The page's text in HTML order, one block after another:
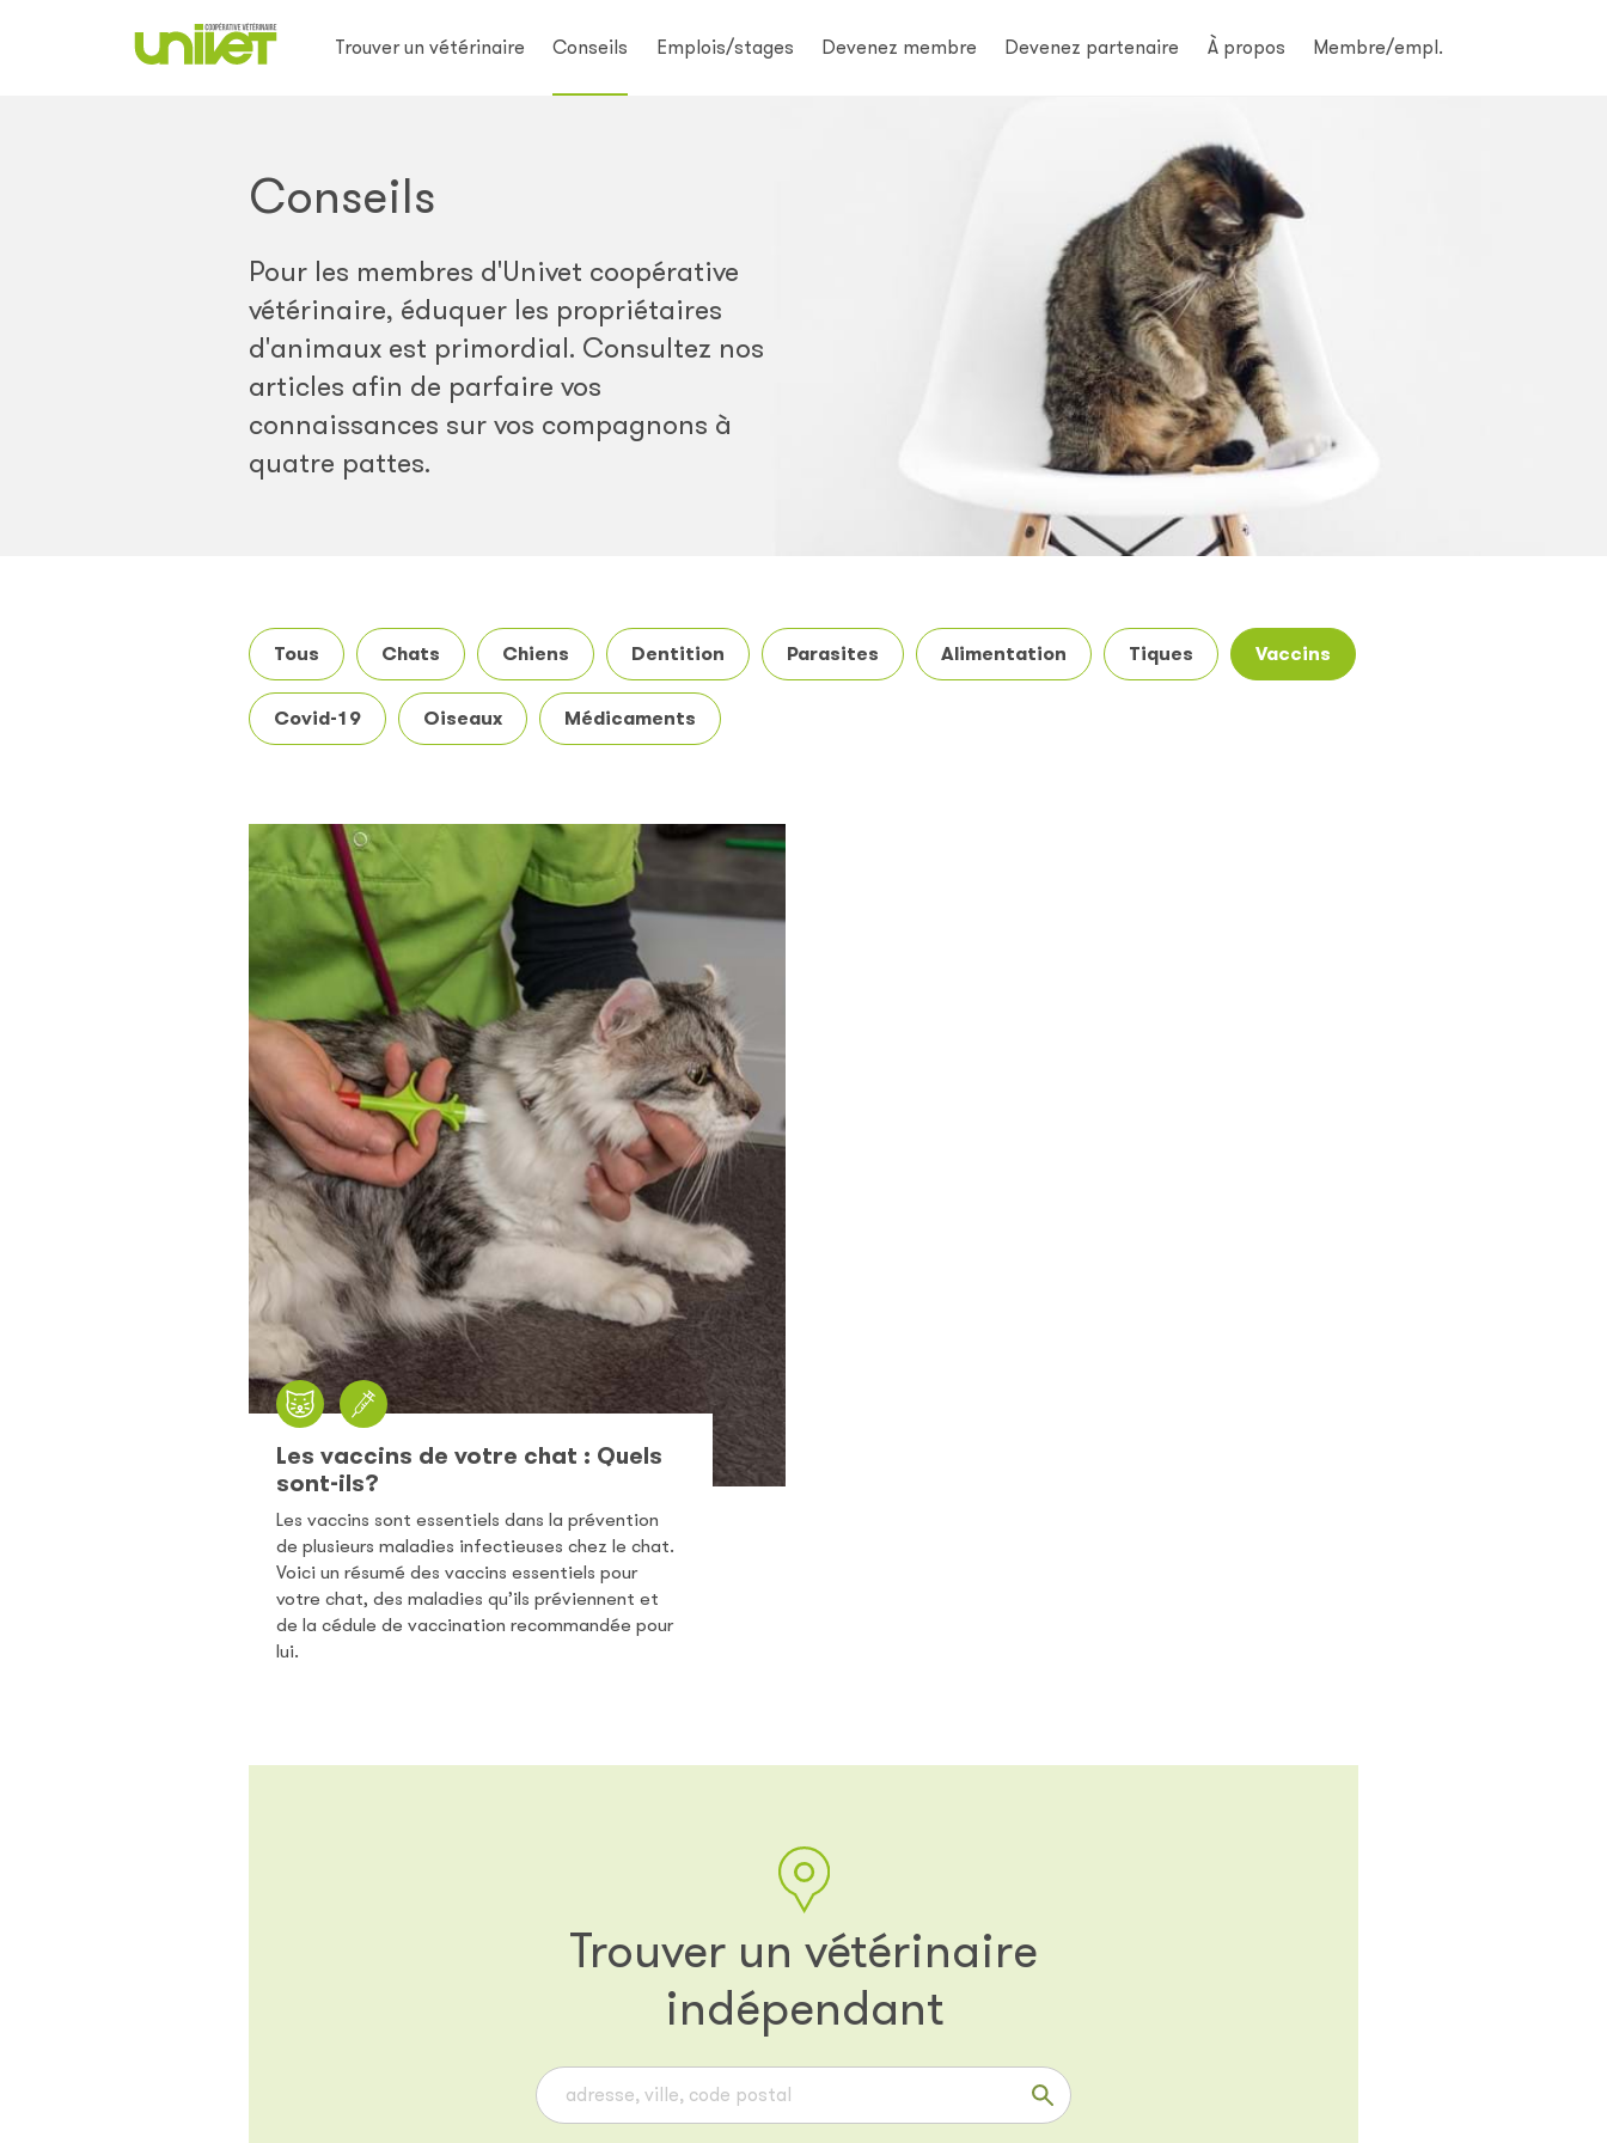
Trouver un vétérinaire Conseils Emplois/stages Devenez membre Devenez partenaire À propos Membre/empl.
Conseils
Pour les membres d'Univet coopérative
vétérinaire, éduquer les propriétaires
d'animaux est primordial. Consultez nos
articles afin de parfaire vos
connaissances sur vos compagnons à
quatre pattes.
Tous Chats Chiens Dentition Parasites Alimentation Tiques Vaccins
Covid-19 Oiseaux Médicaments
Les vaccins de votre chat : Quels
sont-ils?
Les vaccins sont essentiels dans la prévention
de plusieurs maladies infectieuses chez le chat.
Voici un résumé des vaccins essentiels pour
votre chat, des maladies qu’ils préviennent et
de la cédule de vaccination recommandée pour
lui.
Trouver un vétérinaire
indépendant